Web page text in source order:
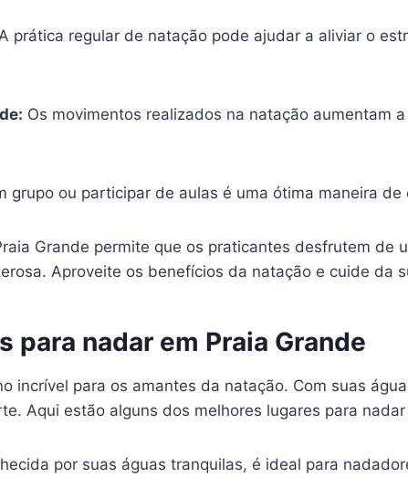
A prática regular de natação pode ajudar a aliviar o
Os movimentos realizados na natação aumentam
grupo ou participar de aulas é uma ótima maneira
Grande permite que os praticantes desfrutem de
Aproveite os benefícios da natação e cuide da
para nadar em Praia Grande
incrível para os amantes da natação. Com suas
Aqui estão alguns dos melhores lugares para
por suas águas tranquilas, é ideal para